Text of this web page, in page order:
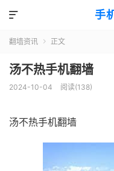
手

翻墙资讯  正文
汤不热手机翻墙
2024-10-04 阅读(138)
汤不热手机翻墙